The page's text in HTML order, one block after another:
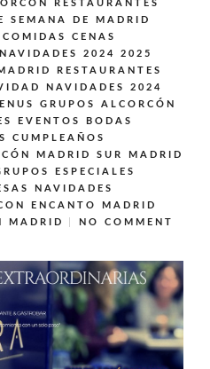
RESTAURANTES
SEMANA DE MADRID
CENAS
2024 2025
RESTAURANTES
NAVIDADES 2024
GRUPOS ALCORCÓN
EVENTOS BODAS
CUMPLEAÑOS
MADRID SUR MADRID
ESPECIALES
NAVIDADES
ENCANTO MADRID
MADRID
NO COMMENT